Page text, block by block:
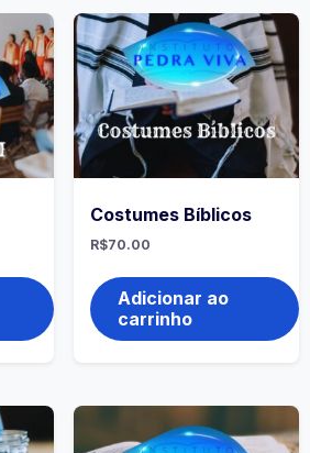
Costumes Bíblicos
R$70.00
Adicionar ao
carrinho